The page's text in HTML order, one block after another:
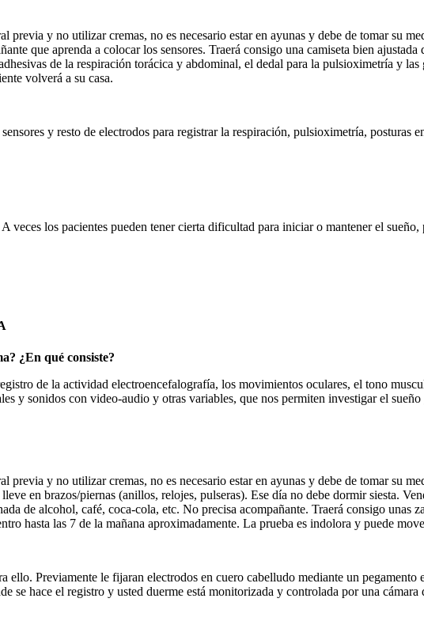
previa y no utilizar cremas, no es necesario estar en ayunas y debe de tomar su
que aprenda a colocar los sensores. Traerá consigo una camiseta bien
de la respiración torácica y abdominal, el dedal para la pulsioximetría y
volverá a su casa.
y resto de electrodos para registrar la respiración, pulsioximetría, posturas
veces los pacientes pueden tener cierta dificultad para iniciar o mantener el
¿En qué consiste?
de la actividad electroencefalografía, los movimientos oculares, el tono
y sonidos con video-audio y otras variables, que nos permiten investigar el sueño
previa y no utilizar cremas, no es necesario estar en ayunas y debe de tomar su
en brazos/piernas (anillos, relojes, pulseras). Ese día no debe dormir siesta.
de alcohol, café, coca-cola, etc. No precisa acompañante. Traerá consigo unas
hasta las 7 de la mañana aproximadamente. La prueba es indolora y puede
ello. Previamente le fijaran electrodos en cuero cabelludo mediante un
se hace el registro y usted duerme está monitorizada y controlada por una